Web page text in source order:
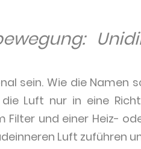
sein. Wie die Namen
Luft nur in eine
und einer Heiz-
Luft zuführen